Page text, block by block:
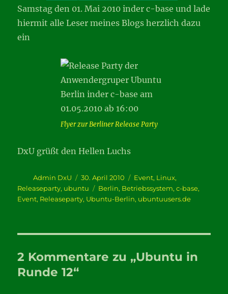
Samstag den 01. Mai 2010 inder c-base und lade
hiermit alle Leser meines Blogs herzlich dazu
ein
Flyer zur Berliner Release Party
DxU grüßt den Hellen Luchs
Autor
Admin DxU
Veröffentlicht
am
30. April 2010 Kategorien
Event, Linux,
Releaseparty, ubuntu Schlagwörter
Berlin, Betriebssystem,c-base,
Event, Releaseparty, Ubuntu-Berlin, ubuntuusers.de
2 Kommentare zu „Ubuntu in
Runde 12“